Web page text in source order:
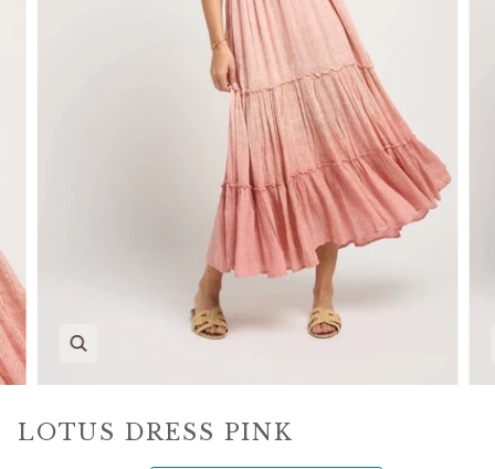
LOTUS DRESS PINK